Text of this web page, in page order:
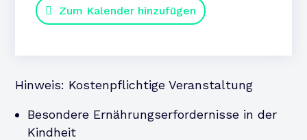
Zum Kalender hinzufügen
Hinweis: Kostenpflichtige Veranstaltung
Besondere Ernährungserfordernisse in der
Kindheit